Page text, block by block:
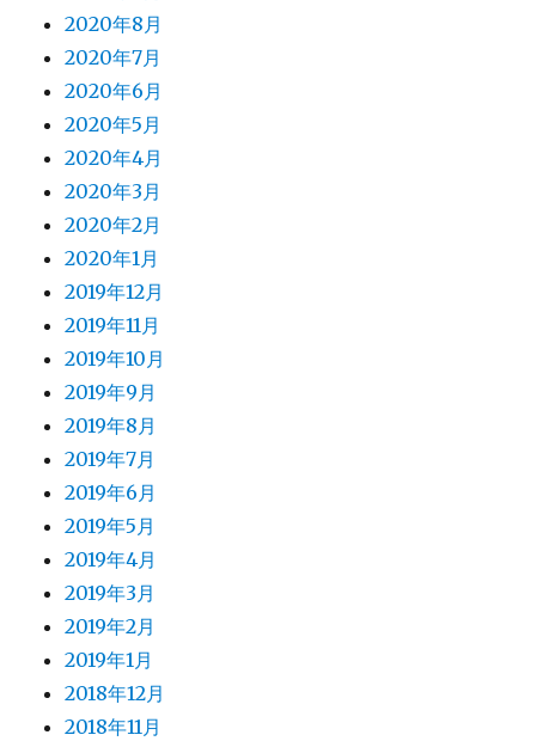
2020年8月
2020年7月
2020年6月
2020年5月
2020年4月
2020年3月
2020年2月
2020年1月
2019年12月
2019年11月
2019年10月
2019年9月
2019年8月
2019年7月
2019年6月
2019年5月
2019年4月
2019年3月
2019年2月
2019年1月
2018年12月
2018年11月